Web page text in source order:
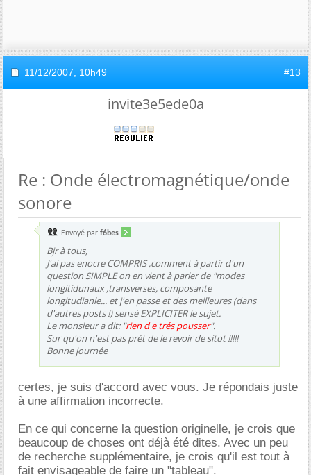
11/12/2007, 10h49 #13
invite3e5ede0a
Re : Onde électromagnétique/onde
sonore
Envoyé par f6bes
Bjr à tous,
J'ai pas enocre COMPRIS ,comment à partir d'un
question SIMPLE on en vient à parler de "modes
longitidunaux ,transverses, composante
longitudianle... et j'en passe et des meilleures (dans
d'autres posts !) sensé EXPLICITER le sujet.
Le monsieur a dit: "rien d e trés pousser".
Sur qu'on n'est pas prét de le revoir de sitot !!!!!
Bonne journée
certes, je suis d'accord avec vous. Je répondais juste
à une affirmation incorrecte.
En ce qui concerne la question originelle, je crois que
beaucoup de choses ont déjà été dites. Avec un peu
de recherche supplémentaire, je crois qu'il est tout à
fait envisageable de faire un "tableau".